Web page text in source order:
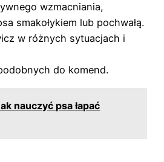
wzmacniania,
smakołykiem lub pochwałą.
w różnych sytuacjach i
do komend.
nauczyć psa łapać